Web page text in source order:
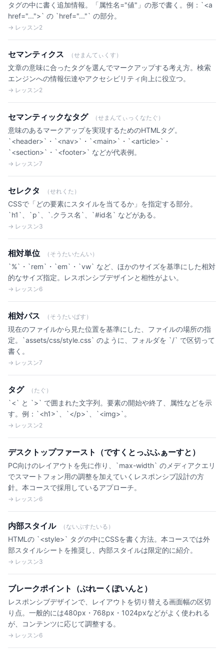
タグの中に書く追加情報。「属性名="値"」の形で書く。例：`<a
href="...">` の `href="..."` の部分。
→ レッスン2
セマンティクス （せまんてぃくす）
文章の意味に合ったタグを選んでマークアップする考え方。検索
エンジンへの情報伝達やアクセシビリティ向上に役立つ。
→ レッスン2
セマンティックなタグ （せまんてぃっくなたぐ）
意味のあるマークアップを実現するためのHTMLタグ。
`<header>`・`<nav>`・`<main>`・`<article>`・
`<section>`・`<footer>` などが代表例。
→ レッスン7
セレクタ （せれくた）
CSSで「どの要素にスタイルを当てるか」を指定する部分。
`h1`、`p`、`.クラス名`、`#id名` などがある。
→ レッスン3
相対単位 （そうたいたんい）
`%`・`rem`・`em`・`vw` など、ほかのサイズを基準にした相対
的なサイズ指定。レスポンシブデザインと相性がよい。
→ レッスン6
相対パス （そうたいぱす）
現在のファイルから見た位置を基準にした、ファイルの場所の指
定。`assets/css/style.css` のように、フォルダを `/` で区切って
書く。
→ レッスン7
タグ （たぐ）
`<` と `>` で囲まれた文字列。要素の開始や終了、属性などを示
す。例：`<h1>`、`</p>`、`<img>`。
→ レッスン2
デスクトップファースト（ですくとっぷふぁーすと）
PC向けのレイアウトを先に作り、`max-width` のメディアクエリ
でスマートフォン用の調整を加えていくレスポンシブ設計の方
針。本コースで採用しているアプローチ。
→ レッスン6
内部スタイル （ないぶすたいる）
HTMLの `<style>` タグの中にCSSを書く方法。本コースでは外
部スタイルシートを推奨し、内部スタイルは限定的に紹介。
→ レッスン3
ブレークポイント（ぶれーくぽいんと）
レスポンシブデザインで、レイアウトを切り替える画面幅の区切
り点。一般的には480px・768px・1024pxなどがよく使われる
が、コンテンツに応じて調整する。
→ レッスン6